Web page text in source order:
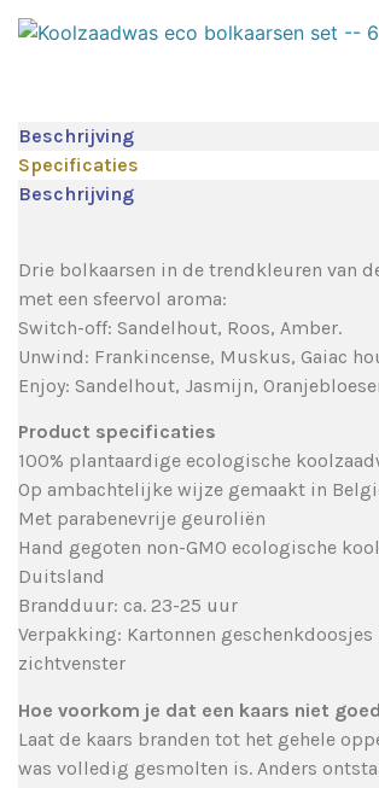
Beschrijving
Specificaties
Beschrijving
Drie bolkaarsen in de trendkleuren van
met een sfeervol aroma:
Switch-off: Sandelhout, Roos, Amber.
Unwind: Frankincense, Muskus, Gaiac
Enjoy: Sandelhout, Jasmijn,
Product specificaties
100% plantaardige ecologische
Op ambachtelijke wijze gemaakt in
Met parabenevrije geuroliën
Hand gegoten non-GMO ecologische
Duitsland
Brandduur: ca. 23-25 uur
Verpakking: Kartonnen geschenkdoosjes
zichtvenster
Hoe voorkom je dat een kaars niet
Laat de kaars branden tot het gehele
was volledig gesmolten is. Anders